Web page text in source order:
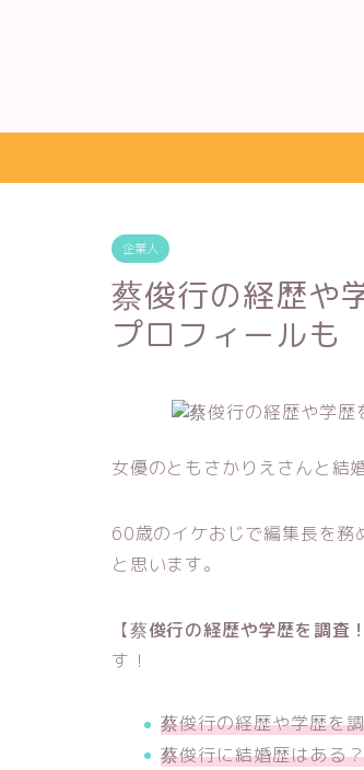
企業人
蔡俊行の経歴や
プロフィールも
女優のともさかりえさんと結
60歳のイケおじで編集長を務
と思います。
【蔡俊行の経歴や学歴を調査
す！
蔡俊行の経歴や学歴を
蔡俊行に結婚歴はある？